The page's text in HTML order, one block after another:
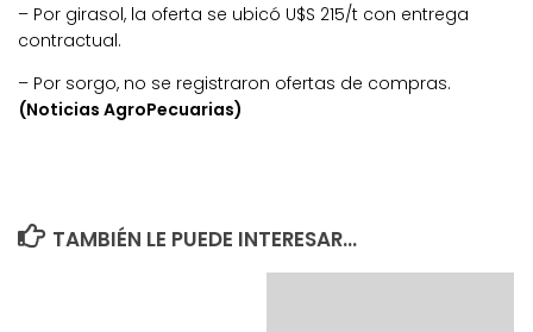
– Por girasol, la oferta se ubicó U$S 215/t con entrega
contractual.
– Por sorgo, no se registraron ofertas de compras.
(Noticias AgroPecuarias)
TAMBIÉN LE PUEDE INTERESAR...